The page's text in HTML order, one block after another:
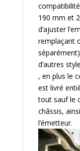
190 mm et
d’ajuster
remplaçant
d’autres
, en plus le
est livré
tout sauf le
châssis,
l’émetteur.